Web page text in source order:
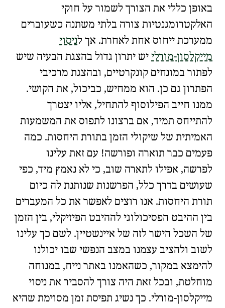
באופן כללי את הצורך לשמור על חוקי
האלקטרומגנטיות צורה בלתי משתנה כשעוברים
ממערכת ייחוס אחת לאחרת. אך לניסוי
מייקלסון-מורלי יש יתרון גדול בהצגת הבעיה שיש
לפתור במונחים קונקרטיים, ובהצגת מרכיבי
הפתרון גם כן. הוא ממחיש, כביכול, את הקושי.
ממנו חייב הפילוסוף להתחיל, אליו יצטרך
להתייחס תמיד, אם ברצונו לתפוס את המשמעות
האמיתית של שיקולי הזמן בתורת היחסות. כמה
פעמים כבר תוארה ופורשה! עם זאת עלינו
לפרשה, אפילו לתארה שוב, כי לא נאמץ מיד, כפי
שעושים בדרך כלל, הפרשנות שנותנת לה כיום
תורת היחסות. אנו רוצים לאפשר את כל המעברים
בין ההיבט הפסיכולוגי לההיבט הפיזיקלי, בין הזמן
של השכל הישר לזה של איינשטיין. לשם כך עלינו
לשוב ולהציב עצמנו במצב הנפשי שבו יכולנו
להימצא במקור, כשהאמנו באתר נייח, במנוחה
מוחלטת, ובכל זאת היה צורך להסביר את ניסוי
מייקלסון-מורלי. כך נשיג תפיסת זמן מסוימת שהיא